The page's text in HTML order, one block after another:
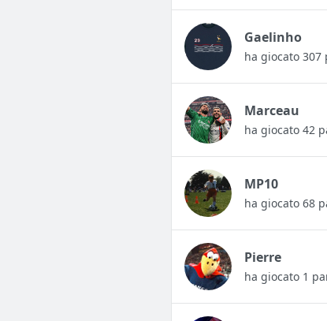
Gaelinho
ha giocato 307
Marceau
ha giocato 42
MP10
ha giocato 68
Pierre
ha giocato 1